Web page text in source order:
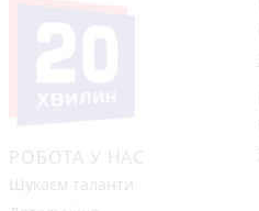
РОБОТА У НАС
Шукаєм таланти